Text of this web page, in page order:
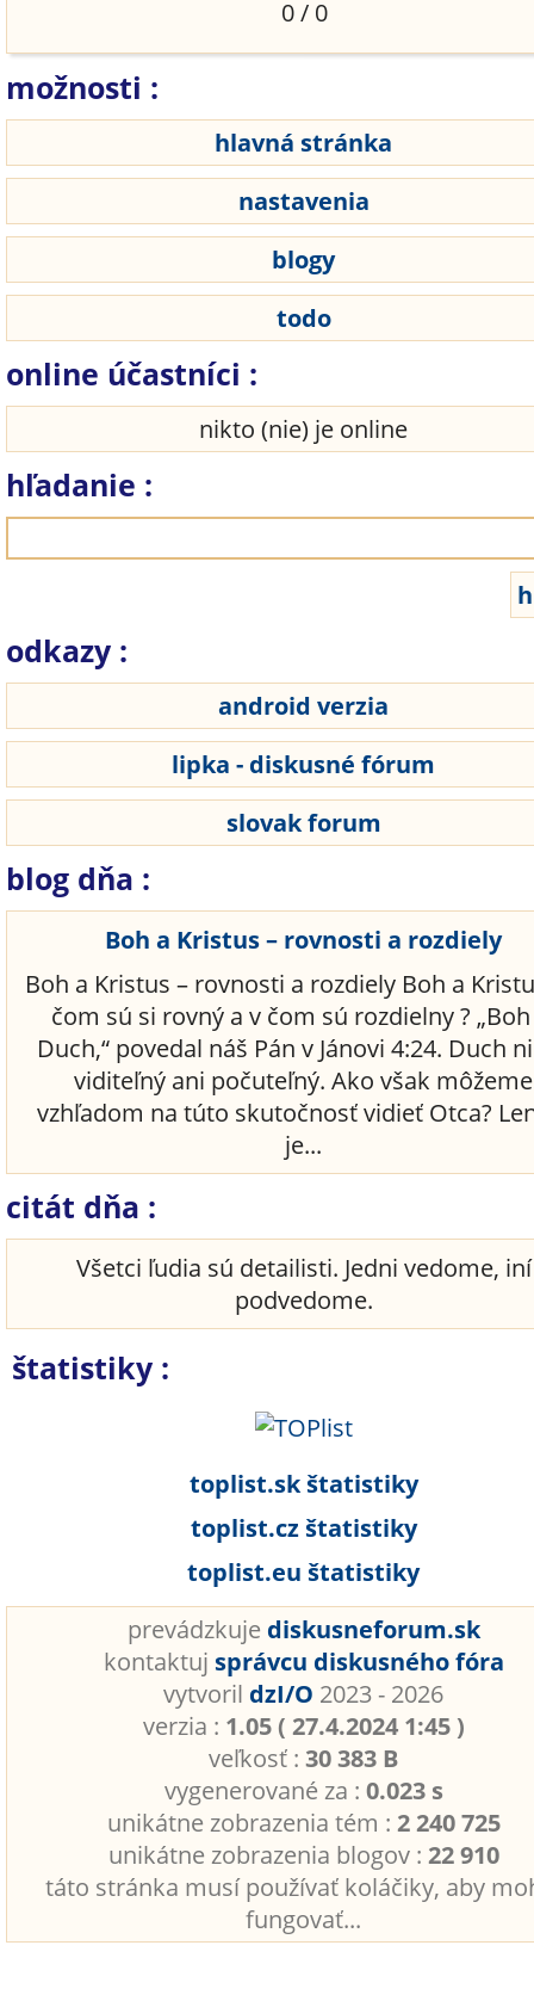
0 / 0
možnosti :
hlavná stránka
nastavenia
blogy
todo
online účastníci :
nikto (nie) je online
hľadanie :
odkazy :
android verzia
lipka - diskusné fórum
slovak forum
blog dňa :
Boh a Kristus – rovnosti a rozdiely
Boh a Kristus – rovnosti a rozdiely Boh a
čom sú si rovný a v čom sú rozdielny ?
Duch,“ povedal náš Pán v Jánovi 4:24. Duch
viditeľný ani počuteľný. Ako však môžeme
vzhľadom na túto skutočnosť vidieť Otca?
je...
citát dňa :
Všetci ľudia sú detailisti. Jedni vedome, iní
podvedome.
štatistiky :
toplist.sk štatistiky
toplist.cz štatistiky
toplist.eu štatistiky
prevádzkuje diskusneforum.sk
kontaktuj správcu diskusného fóra
vytvoril dzI/O 2023 - 2026
verzia : 1.05 ( 27.4.2024 1:45 )
veľkosť :30 383 B
vygenerované za : 0.023 s
unikátne zobrazenia tém : 2 240 725
unikátne zobrazenia blogov : 22 910
táto stránka musí používať koláčiky, aby
fungovať...